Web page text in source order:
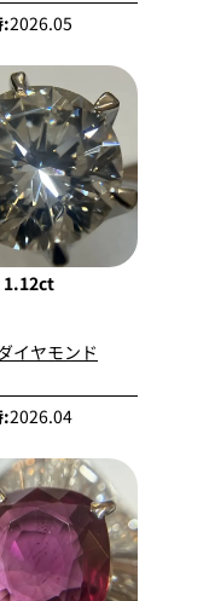
:2026.05
イヤモンド
:2026.04